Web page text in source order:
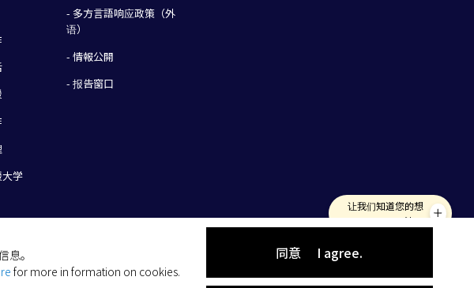
。
for more in formation on cookies.
同意 I agree.
让我们知道您的想
法！
学
- 多方言語响应政策（外
语）
- 情報公開
- 报告窗口